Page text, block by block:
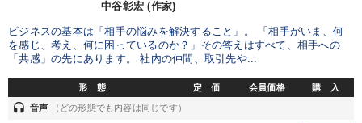
中谷彰宏 (作家)
ビジネスの基本は「相手の悩みを解決すること」。 「相手がいま、何
を感じ、考え、何に困っているのか？」その答えはすべて、相手への
「共感」の先にあります。 社内の仲間、取引先や...
形 態 定 価 会員価格 購 入
headset 音声 （どの形態でも内容は同じです）